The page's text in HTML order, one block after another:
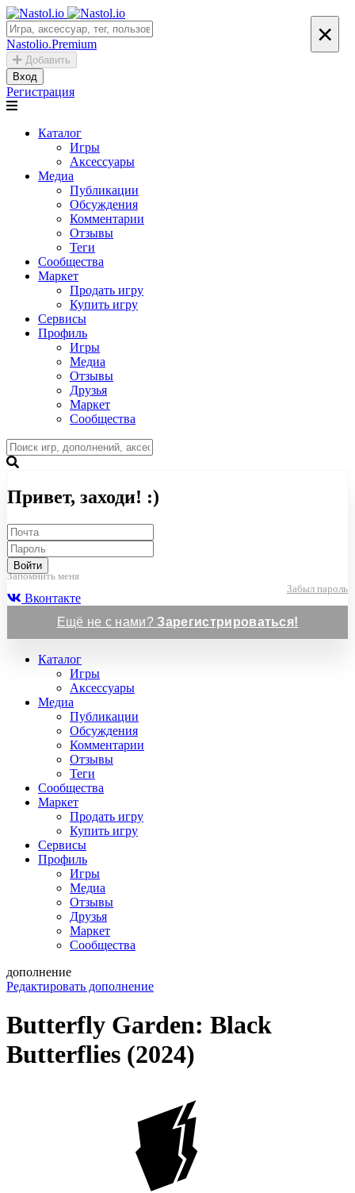
Nastolio.Premium
Добавить
Вход
Регистрация
Каталог
Игры
Аксессуары
Медиа
Публикации
Обсуждения
Комментарии
Отзывы
Теги
Сообщества
Маркет
Продать игру
Купить игру
Сервисы
Профиль
Игры
Медиа
Отзывы
Друзья
Маркет
Сообщества
×
Привет, заходи! :)
Войти
Запомнить меня
Забыл пароль
Вконтакте
Ещё не с нами?Зарегистрироваться!
Каталог
Игры
Аксессуары
Медиа
Публикации
Обсуждения
Комментарии
Отзывы
Теги
Сообщества
Маркет
Продать игру
Купить игру
Сервисы
Профиль
Игры
Медиа
Отзывы
Друзья
Маркет
Сообщества
дополнение
Редактировать дополнение
Butterfly Garden: Black
Butterflies (2024)